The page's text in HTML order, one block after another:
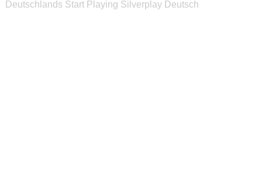
Deutschlands Start Playing Silverplay Deutsch